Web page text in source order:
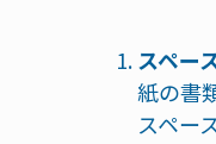
スペー
紙の書
スペー